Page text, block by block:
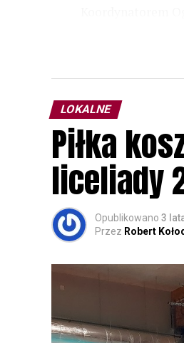
odbędzie się w
Wszystkich
rozpoznawanie
zapisy.
LOKALNE
Piłka
liceliady
Opublikowano 3
Przez Robert